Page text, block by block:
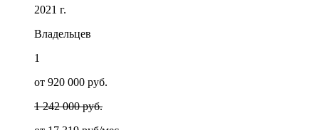
2021 г.
Владельцев
1
от 920 000 руб.
1 242 000 руб.